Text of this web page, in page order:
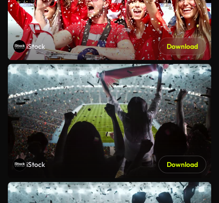
iStock Download
iStock Download